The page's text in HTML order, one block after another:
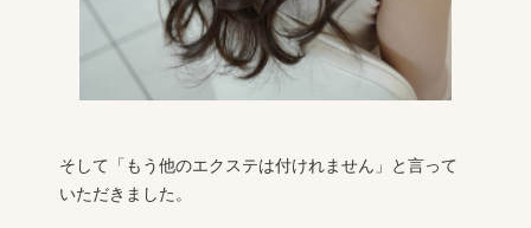
そして「もう他のエクステは付けれません」と言って
いただきました。